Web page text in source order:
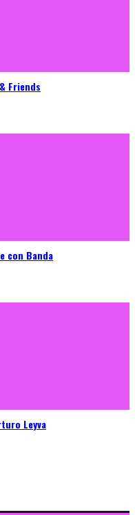
Friends
con Banda
Leyva